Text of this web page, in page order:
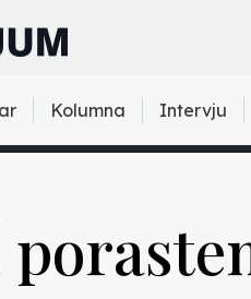
Kolumna Intervju